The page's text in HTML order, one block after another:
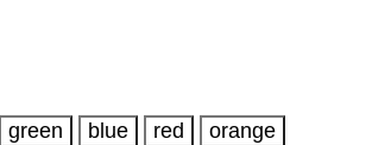
green blue red
orange